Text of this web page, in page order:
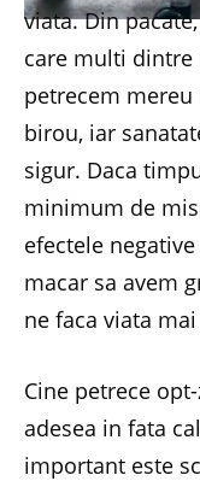
viata. Din
care multi dintre
petrecem
birou, iar
sigur. Daca
minimum de
efectele
macar sa avem
ne faca viata
Cine petrece
adesea in fata
important este